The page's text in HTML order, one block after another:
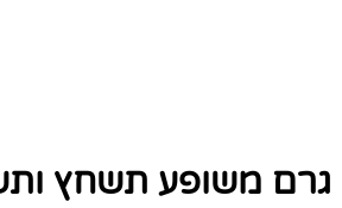
גרם משופע תשחץ